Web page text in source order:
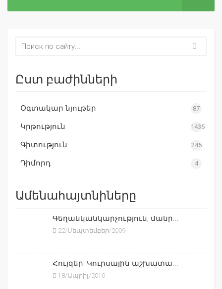
Ըստ բաժինների
Օգտակար նյութեր 87
Կրթություն 1435
Գիտություն 245
Դիմորդ 4
Ամենահայտնիները
Գեղանկանկարչություն, մանր...
22/Սեպտեմբեր/2009
Հույզեր: Կուրսային աշխատա...
18/Ապրիլ/2010